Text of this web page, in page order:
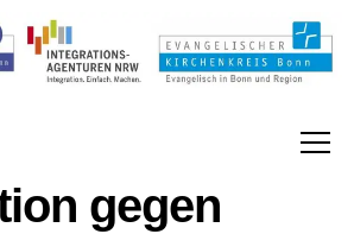
gegen